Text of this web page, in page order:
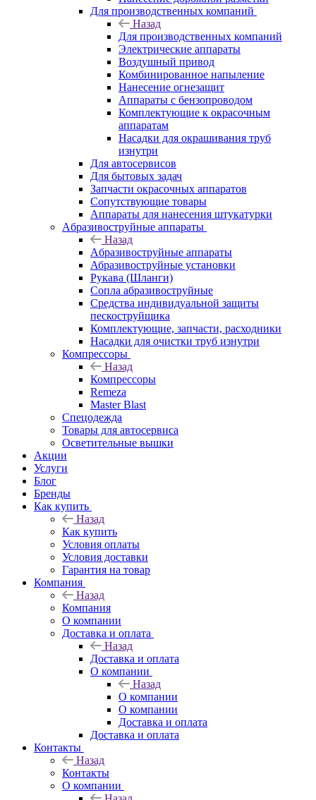
Для производственных компаний
Назад
Для производственных компаний
Электрические аппараты
Воздушный привод
Комбинированное напыление
Нанесение огнезащит
Аппараты с бензопроводом
Комплектующие к окрасочным
аппаратам
Насадки для окрашивания труб
изнутри
Для автосервисов
Для бытовых задач
Запчасти окрасочных аппаратов
Сопутствующие товары
Аппараты для нанесения штукатурки
Aбразивоструйные аппараты
Назад
Aбразивоструйные аппараты
Абразивоструйные установки
Рукава (Шланги)
Сопла абразивоструйные
Средства индивидуальной защиты
пескоструйщика
Комплектующие, запчасти, расходники
Насадки для очистки труб изнутри
Компрессоры
Назад
Компрессоры
Remeza
Master Blast
Спецодежда
Товары для автосервиса
Осветительные вышки
Акции
Услуги
Блог
Бренды
Как купить
Назад
Как купить
Условия оплаты
Условия доставки
Гарантия на товар
Компания
Назад
Компания
О компании
Доставка и оплата
Назад
Доставка и оплата
О компании
Назад
О компании
О компании
Доставка и оплата
Доставка и оплата
Контакты
Назад
Контакты
О компании